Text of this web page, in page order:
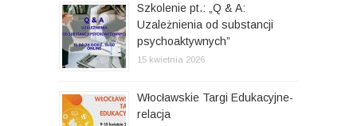
a
w
p
i
s
Szkolenie pt.: „Q & A:
Uzależnienia od substancji
psychoaktywnych”
15 kwietnia 2026
Włocławskie Targi Edukacyjne-
relacja